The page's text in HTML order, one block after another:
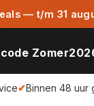
— t/m 31
✔Binnen 48 uur